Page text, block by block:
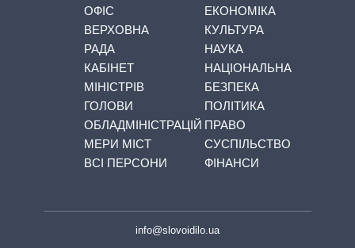
ОФІС
ВЕРХОВНА
РАДА
КАБІНЕТ
МІНІСТРІВ
ГОЛОВИ
ОБЛАДМІНІСТРАЦІЙ
МЕРИ МІСТ
ВСІ ПЕРСОНИ
ЕКОНОМІКА
КУЛЬТУРА
НАУКА
НАЦІОНАЛЬНА
БЕЗПЕКА
ПОЛІТИКА
ПРАВО
СУСПІЛЬСТВО
ФІНАНСИ
info@slovoidilo.ua